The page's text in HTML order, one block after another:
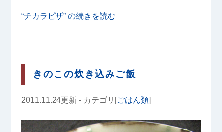
“チカラピザ” の続きを読む
きのこの炊き込みご飯
2011.11.24更新 - カテゴリ[ごはん類]